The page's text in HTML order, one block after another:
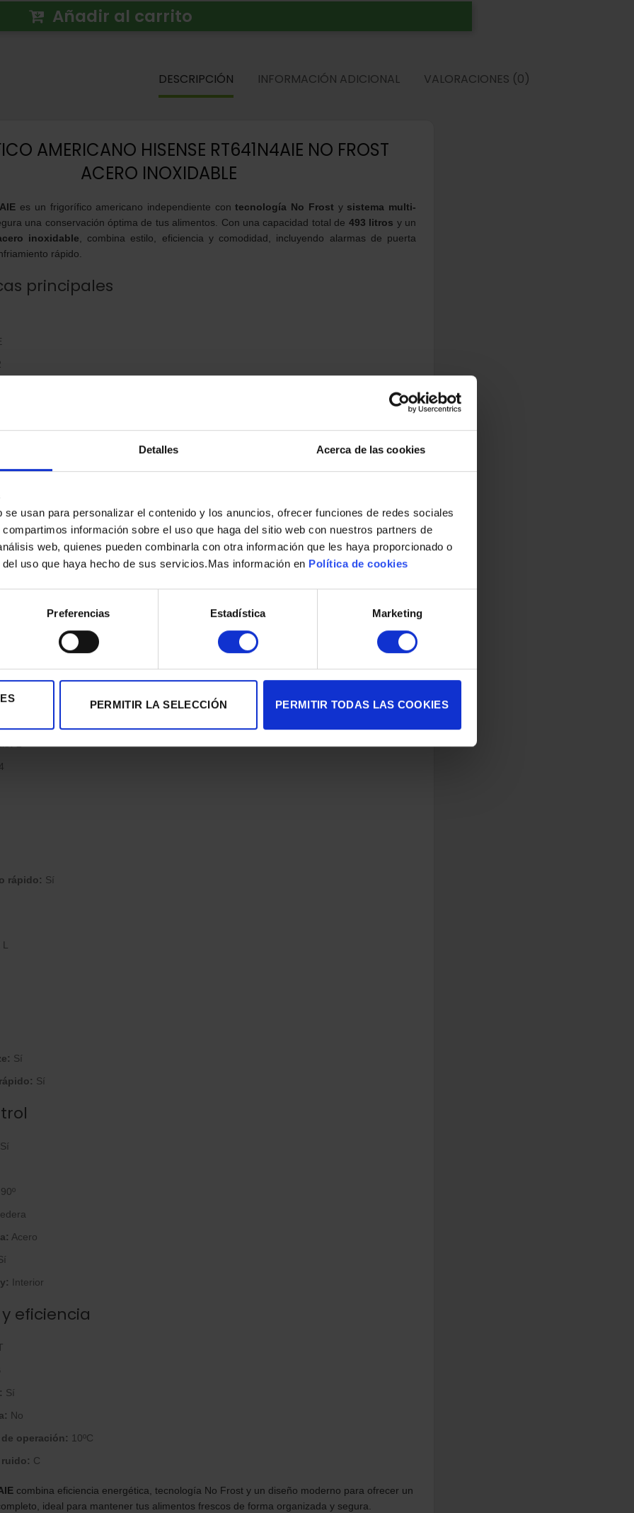
Detalles Acerca de las cookies
usan para personalizar el contenido y los anuncios, ofrecer funciones de redes sociales
información sobre el uso que haga del sitio web con nuestros partners de
web, quienes pueden combinarla con otra información que les haya proporcionado o
uso que haya hecho de sus servicios.Mas información en Política de cookies
Preferencias Estadística Marketing
PERMITIR LA SELECCIÓN PERMITIR TODAS LAS COOKIES
Añadir al carrito
DESCRIPCIÓN INFORMACIÓN ADICIONAL VALORACIONES (0)
AMERICANO HISENSE RT641N4AIE NO FROST
ACERO INOXIDABLE
es un frigorífico americano independiente contecnología No Frost y sistema multi-
una conservación óptima de tus alimentos. Con una capacidad total de 493 litros y un
inoxidable, combina estilo, eficiencia y comodidad, incluyendo alarmas de puerta
rápido.
principales
y peso
L
2
4
rápido: Sí
L
Sí
Sí
Sí
90º
Acero
Interior
eficiencia
Sí
No
operación: 10ºC
C
combina eficiencia energética, tecnología No Frost y un diseño moderno para ofrecer un
ideal para mantener tus alimentos frescos de forma organizada y segura.